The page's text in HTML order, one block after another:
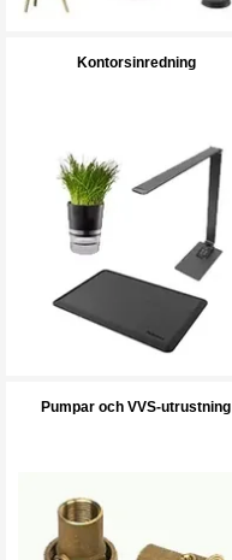
Kontorsinredning
Pumpar och VVS-utrustning